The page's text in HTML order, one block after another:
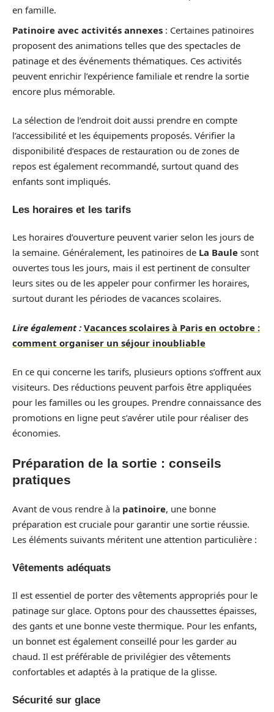
en famille.
Patinoire avec activités annexes : Certaines patinoires
proposent des animations telles que des spectacles de
patinage et des événements thématiques. Ces activités
peuvent enrichir l’expérience familiale et rendre la sortie
encore plus mémorable.
La sélection de l’endroit doit aussi prendre en compte
l’accessibilité et les équipements proposés. Vérifier la
disponibilité d’espaces de restauration ou de zones de
repos est également recommandé, surtout quand des
enfants sont impliqués.
Les horaires et les tarifs
Les horaires d’ouverture peuvent varier selon les jours de
la semaine. Généralement, les patinoires de La Baule sont
ouvertes tous les jours, mais il est pertinent de consulter
leurs sites ou de les appeler pour confirmer les horaires,
surtout durant les périodes de vacances scolaires.
Lire également : Vacances scolaires à Paris en octobre :
comment organiser un séjour inoubliable
En ce qui concerne les tarifs, plusieurs options s’offrent aux
visiteurs. Des réductions peuvent parfois être appliquées
pour les familles ou les groupes. Prendre connaissance des
promotions en ligne peut s’avérer utile pour réaliser des
économies.
Préparation de la sortie : conseils
pratiques
Avant de vous rendre à la patinoire, une bonne
préparation est cruciale pour garantir une sortie réussie.
Les éléments suivants méritent une attention particulière :
Vêtements adéquats
Il est essentiel de porter des vêtements appropriés pour le
patinage sur glace. Optons pour des chaussettes épaisses,
des gants et une bonne veste thermique. Pour les enfants,
un bonnet est également conseillé pour les garder au
chaud. Il est préférable de privilégier des vêtements
confortables et adaptés à la pratique de la glisse.
Sécurité sur glace